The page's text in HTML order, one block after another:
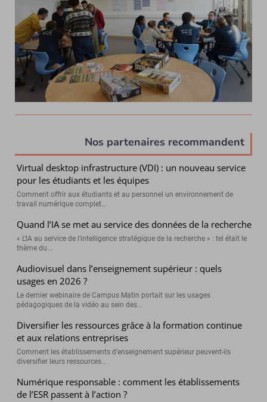
Nos partenaires recommandent
Virtual desktop infrastructure (VDI) : un nouveau service
pour les étudiants et les équipes
Comment offrir aux étudiants et au personnel un environnement de
travail numérique complet...
Quand l’IA se met au service des données de la recherche
« L’IA au service de l’intelligence stratégique de la recherche » : tel était le
thème du...
Audiovisuel dans l’enseignement supérieur : quels
usages en 2026 ?
Le dernier webinaire de Campus Matin portait sur les usages
pédagogiques de la vidéo au sein des...
Diversifier les ressources grâce à la formation continue
et aux relations entreprises
Comment les établissements d’enseignement supérieur peuvent-ils
diversifier leurs ressources...
Numérique responsable : comment les établissements
de l’ESR passent à l’action ?